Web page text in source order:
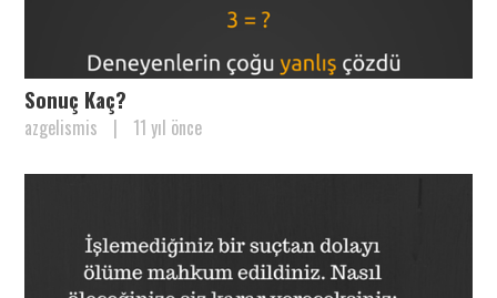
Sonuç Kaç?
azgelismis | 11 yıl önce